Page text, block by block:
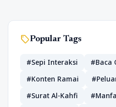
sellPopular Tags
#Sepi Interaksi
#Baca
#Konten Ramai
#Surat Al-Kahfi